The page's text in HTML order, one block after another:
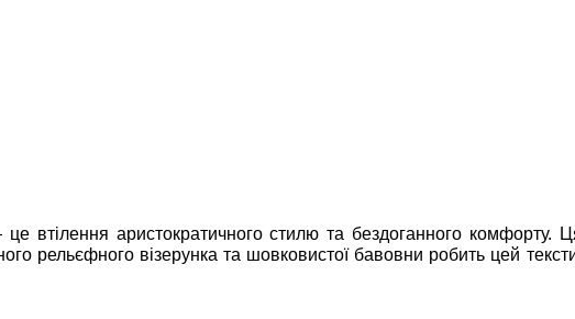
втілення аристократичного стилю та бездоганного комфорту.
рельєфного візерунка та шовковистої бавовни робить цей